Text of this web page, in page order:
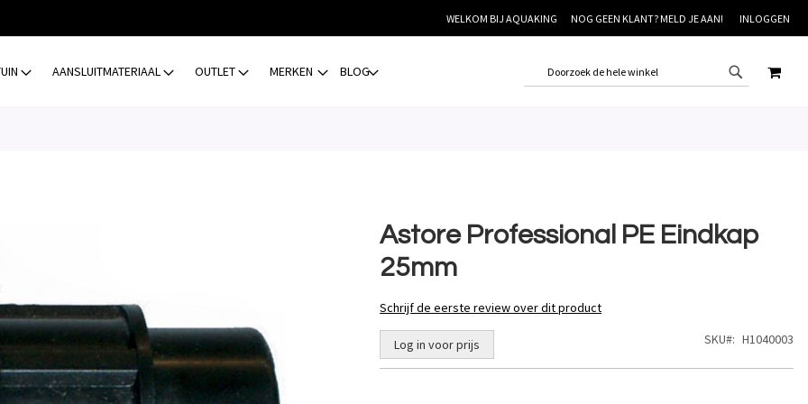
WELKOM BIJ AQUAKING NOG GEEN KLANT? MELD JE AAN! INLOGGEN
AANSLUITMATERIAAL OUTLET MERKEN BLOG
Astore Professional PE Eindkap
25mm
Schrijf de eerste review over dit product
Log in voor prijs SKU H1040003